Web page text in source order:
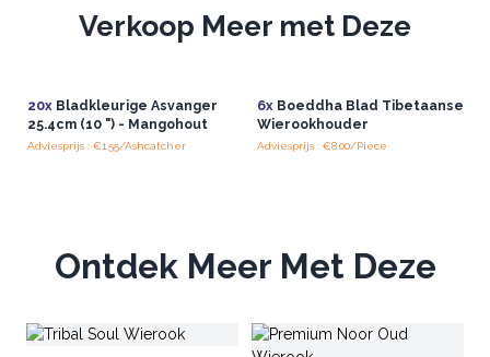
Verkoop Meer met Deze
20xBladkleurige Asvanger
25.4cm (10 ") - Mangohout
Adviesprijs : €1.55/Ashcatcher
6xBoeddha Blad Tibetaanse
Wierookhouder
Adviesprijs : €8.00/Piece
Ontdek Meer Met Deze